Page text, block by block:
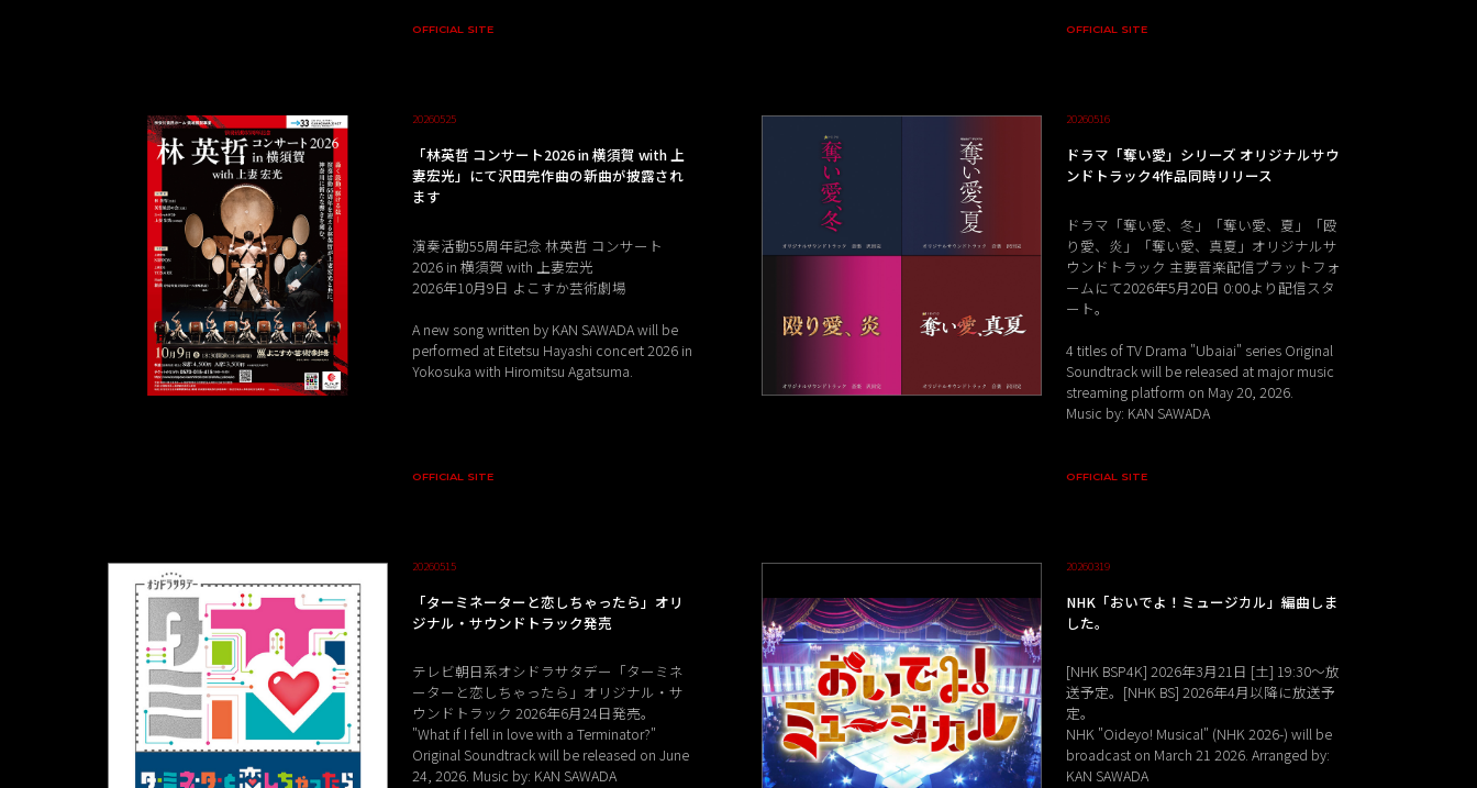
OFFICIAL SITE OFFICIAL SITE
20260525
「林英哲 コンサート2026 in 横須賀 with 上
妻宏光」にて沢田完作曲の新曲が披露され
ます
演奏活動55周年記念 林英哲 コンサート
2026 in 横須賀 with 上妻宏光
2026年10月9日 よこすか芸術劇場
A new song written by KAN SAWADA will be
performed at Eitetsu Hayashi concert 2026 in
Yokosuka with Hiromitsu Agatsuma.
OFFICIAL SITE
20260516
ドラマ「奪い愛」シリーズ オリジナルサウ
ンドトラック4作品同時リリース
ドラマ「奪い愛、冬」「奪い愛、夏」「殴
り愛、炎」「奪い愛、真夏」オリジナルサ
ウンドトラック 主要音楽配信プラットフォ
ームにて2026年5月20日 0:00より配信スタ
ート。
4 titles of TV Drama "Ubaiai" series Original
Soundtrack will be released at major music
streaming platform on May 20, 2026.
Music by: KAN SAWADA
OFFICIAL SITE
20260515
「ターミネーターと恋しちゃったら」オリ
ジナル・サウンドトラック発売
テレビ朝日系オシドラサタデー「ターミネ
ーターと恋しちゃったら」オリジナル・サ
ウンドトラック 2026年6月24日発売。
"What if I fell in love with a Terminator?"
Original Soundtrack will be released on June
24, 2026. Music by: KAN SAWADA
20260319
NHK「おいでよ！ミュージカル」編曲しま
した。
[NHK BSP4K] 2026年3月21日 [土] 19:30～放
送予定。[NHK BS] 2026年4月以降に放送予
定。
NHK "Oideyo! Musical" (NHK 2026-) will be
broadcast on March 21 2026. Arranged by:
KAN SAWADA